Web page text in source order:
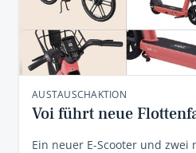
AUSTAUSCHAKTION
Voi führt neue
Ein neuer E-Scooter und zwei